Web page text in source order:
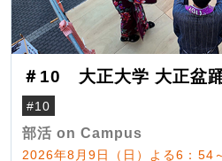
＃10 大正大学 大正盆
#10
部活 on Campus
2026年8月9日（日）よる6：54